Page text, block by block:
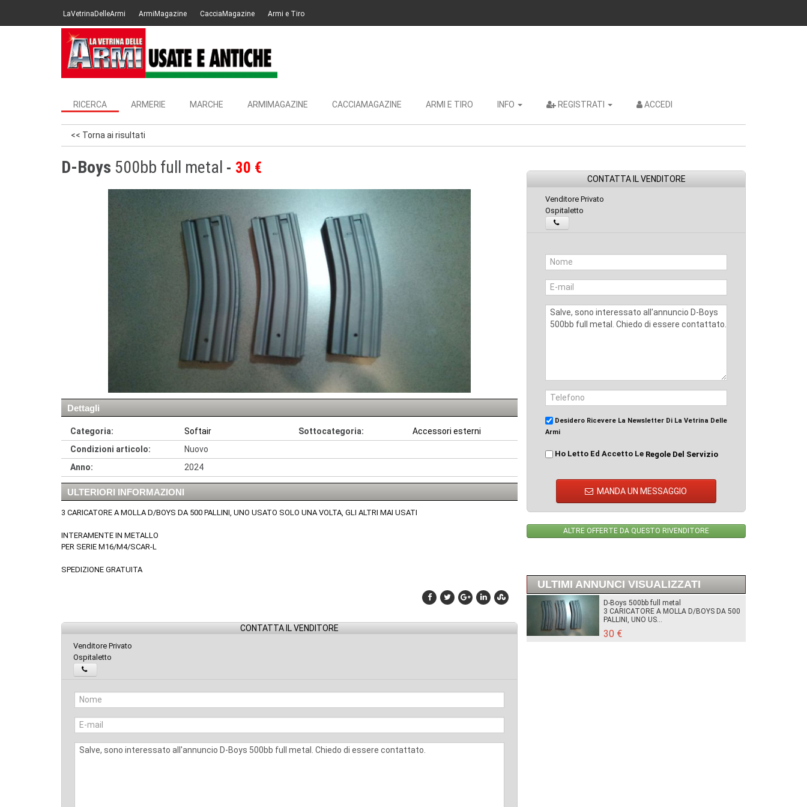
LaVetrinaDelleArmi ArmiMagazine CacciaMagazine Armi e Tiro
RICERCA ARMERIE MARCHE ARMIMAGAZINE CACCIAMAGAZINE ARMI E TIRO INFO REGISTRATI ACCEDI
<< Torna ai risultati
D-Boys 500bb full metal 30 €
Dettagli
Categoria: Softair Sottocategoria:
Accessori esterni
Condizioni articolo:
Nuovo
Anno:
2024
ULTERIORI INFORMAZIONI
3 CARICATORE A MOLLA D/BOYS DA 500 PALLINI, UNO USATO SOLO UNA VOLTA, GLI ALTRI MAI USATI
INTERAMENTE IN METALLO
PER SERIE M16/M4/SCAR-L
SPEDIZIONE GRATUITA
CONTATTA IL VENDITORE
Venditore Privato
Ospitaletto
CONTATTA IL VENDITORE
Venditore Privato
Ospitaletto
Desidero Ricevere La Newsletter Di La Vetrina Delle
Armi
Ho Letto Ed Accetto Le Regole Del Servizio
MANDA UN MESSAGGIO
ALTRE OFFERTE DA QUESTO RIVENDITORE
ULTIMI ANNUNCI VISUALIZZATI
D-Boys 500bb full metal
3 CARICATORE A MOLLA D/BOYS DA 500
PALLINI, UNO US...
30 €